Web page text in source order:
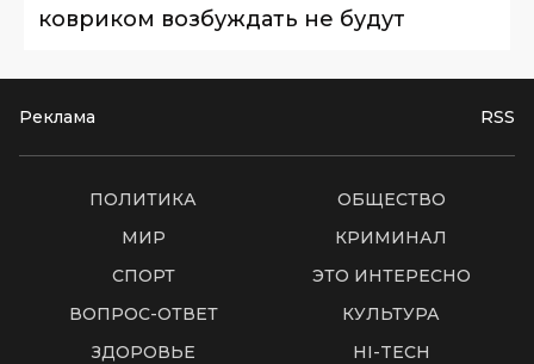
ковриком возбуждать не будут
Реклама RSS
ПОЛИТИКА
ОБЩЕСТВО
МИР
КРИМИНАЛ
СПОРТ
ЭТО ИНТЕРЕСНО
ВОПРОС-ОТВЕТ
КУЛЬТУРА
ЗДОРОВЬЕ
HI-TECH